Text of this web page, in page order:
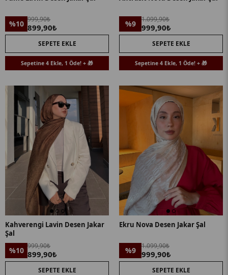
%10 999,90₺
899,90₺
SEPETE EKLE
Sepetine 4 Ekle, 1 Öde! + 🎁
%9 1.099,90₺
999,90₺
SEPETE EKLE
Sepetine 4 Ekle, 1 Öde! + 🎁
Kahverengi Lavin Desen Jakar
Şal
%10 999,90₺
899,90₺
SEPETE EKLE
Ekru Nova Desen Jakar Şal
%9 1.099,90₺
999,90₺
SEPETE EKLE